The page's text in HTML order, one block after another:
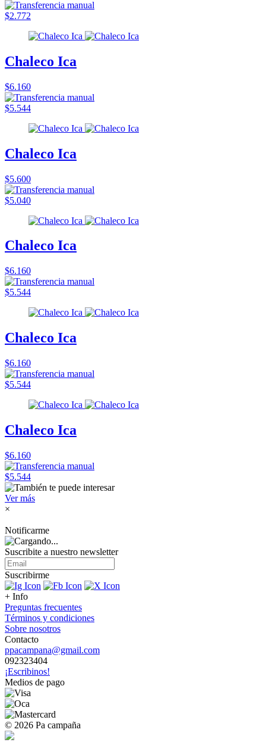
$2.772
Chaleco Ica
$6.160
$5.544
Chaleco Ica
$5.600
$5.040
Chaleco Ica
$6.160
$5.544
Chaleco Ica
$6.160
$5.544
Chaleco Ica
$6.160
$5.544
Ver más
×
Notificarme
Suscribite a nuestro newsletter
Suscribirme
+ Info
Preguntas frecuentes
Términos y condiciones
Sobre nosotros
Contacto
ppacampana@gmail.com
092323404
¡Escribinos!
Medios de pago
© 2026 Pa campaña